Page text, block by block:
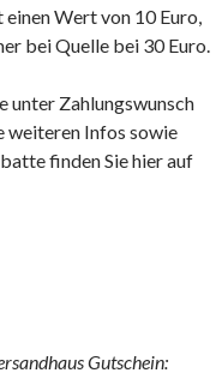
einen Wert von 10 Euro,
bei Quelle bei 30 Euro.
unter Zahlungswunsch
weiteren Infos sowie
finden Sie hier auf
Gutschein: